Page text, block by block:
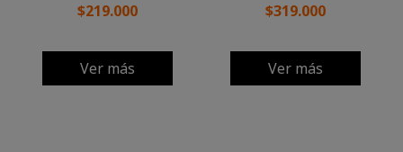
$219.000
Ver más
$319.000
Ver más